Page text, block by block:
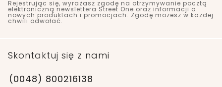
Rejestrując się, wyrażasz zgodę na otrzymywanie pocztą
elektroniczną newslettera Street One oraz informacji o
nowych produktach i promocjach. Zgodę możesz w każdej
chwili odwołać.
Skontaktuj się z nami
(0048) 800216138